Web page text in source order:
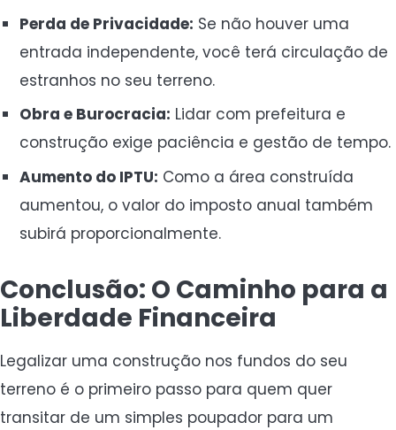
Perda de Privacidade: Se não houver uma
entrada independente, você terá circulação de
estranhos no seu terreno.
Obra e Burocracia: Lidar com prefeitura e
construção exige paciência e gestão de tempo.
Aumento do IPTU: Como a área construída
aumentou, o valor do imposto anual também
subirá proporcionalmente.
Conclusão: O Caminho para a
Liberdade Financeira
Legalizar uma construção nos fundos do seu
terreno é o primeiro passo para quem quer
transitar de um simples poupador para um